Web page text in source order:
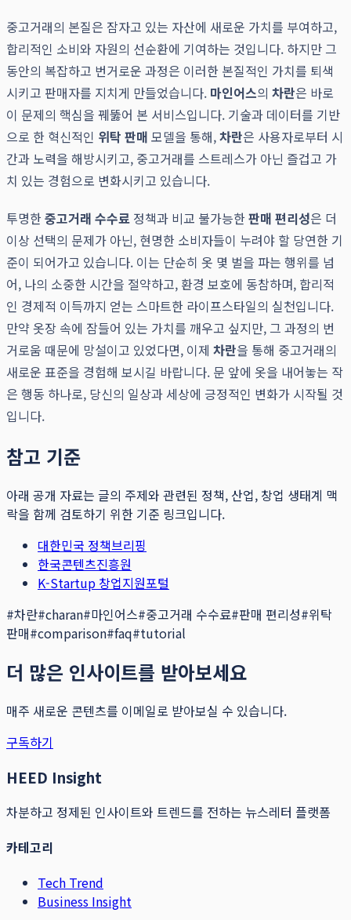
중고거래의 본질은 잠자고 있는 자산에 새로운 가치를 부여하고,
합리적인 소비와 자원의 선순환에 기여하는 것입니다. 하지만 그
동안의 복잡하고 번거로운 과정은 이러한 본질적인 가치를 퇴색
시키고 판매자를 지치게 만들었습니다. 마인어스의 차란은 바로
이 문제의 핵심을 꿰뚫어 본 서비스입니다. 기술과 데이터를 기반
으로 한 혁신적인 위탁 판매 모델을 통해,차란은 사용자로부터 시
간과 노력을 해방시키고, 중고거래를 스트레스가 아닌 즐겁고 가
치 있는 경험으로 변화시키고 있습니다.
투명한중고거래 수수료 정책과 비교 불가능한판매 편리성은 더
이상 선택의 문제가 아닌, 현명한 소비자들이 누려야 할 당연한 기
준이 되어가고 있습니다. 이는 단순히 옷 몇 벌을 파는 행위를 넘
어, 나의 소중한 시간을 절약하고, 환경 보호에 동참하며, 합리적
인 경제적 이득까지 얻는 스마트한 라이프스타일의 실천입니다.
만약 옷장 속에 잠들어 있는 가치를 깨우고 싶지만, 그 과정의 번
거로움 때문에 망설이고 있었다면, 이제 차란을 통해 중고거래의
새로운 표준을 경험해 보시길 바랍니다. 문 앞에 옷을 내어놓는 작
은 행동 하나로, 당신의 일상과 세상에 긍정적인 변화가 시작될 것
입니다.
참고 기준
아래 공개 자료는 글의 주제와 관련된 정책, 산업, 창업 생태계 맥
락을 함께 검토하기 위한 기준 링크입니다.
대한민국 정책브리핑
한국콘텐츠진흥원
K-Startup 창업지원포털
#차란#charan#마인어스#중고거래 수수료#판매 편리성#위탁
판매#comparison#faq#tutorial
더 많은 인사이트를 받아보세요
매주 새로운 콘텐츠를 이메일로 받아보실 수 있습니다.
구독하기
HEED Insight
차분하고 정제된 인사이트와 트렌드를 전하는 뉴스레터 플랫폼
카테고리
Tech Trend
Business Insight